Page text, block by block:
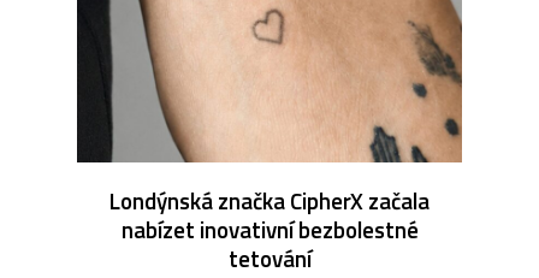
Londýnská značka CipherX začala
nabízet inovativní bezbolestné
tetování